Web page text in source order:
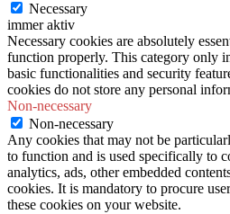
Necessary
immer aktiv
Necessary cookies are absolutely
function properly. This category only
basic functionalities and security
cookies do not store any personal
Non-necessary
Non-necessary
Any cookies that may not be
to function and is used specifically to
analytics, ads, other embedded
cookies. It is mandatory to procure
these cookies on your website.